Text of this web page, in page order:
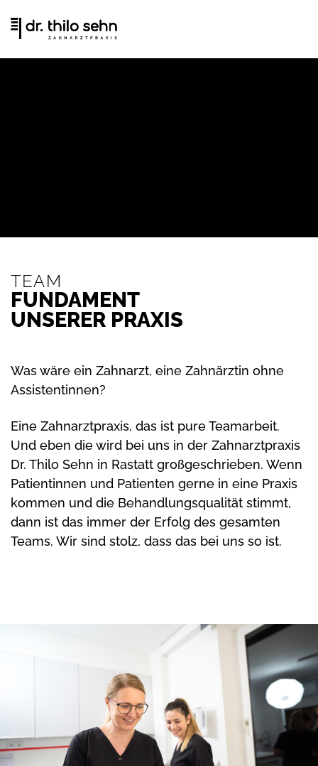
Inhalt
springen
TEAM
FUNDAMENT
UNSERER PRAXIS
Was wäre ein Zahnarzt, eine Zahnärztin ohne
Assistentinnen?
Eine Zahnarztpraxis, das ist pure Teamarbeit.
Und eben die wird bei uns in der Zahnarztpraxis
Dr. Thilo Sehn in Rastatt großgeschrieben. Wenn
Patientinnen und Patienten gerne in eine Praxis
kommen und die Behandlungsqualität stimmt,
dann ist das immer der Erfolg des gesamten
Teams. Wir sind stolz, dass das bei uns so ist.